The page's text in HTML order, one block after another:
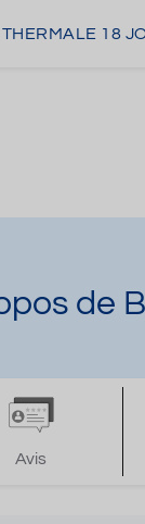
18
de
Avis